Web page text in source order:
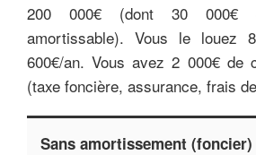
200 000€ (dont 30 000€
amortissable). Vous le louez
600€/an. Vous avez 2 000€ de
(taxe foncière, assurance, frais
Sans amortissement (foncier)